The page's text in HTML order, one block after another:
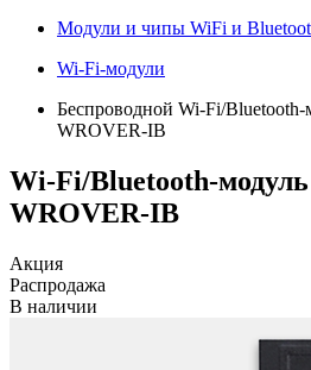
Модули и чипы WiFi и
Wi-Fi-модули
Беспроводной Wi-Fi/Bluetooth-
WROVER-IB
Wi-Fi/Bluetooth-модуль
WROVER-IB
Акция
Распродажа
В наличии